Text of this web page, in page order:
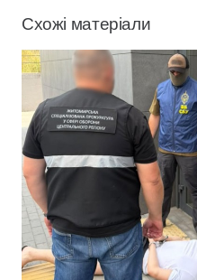
Схожі матеріали